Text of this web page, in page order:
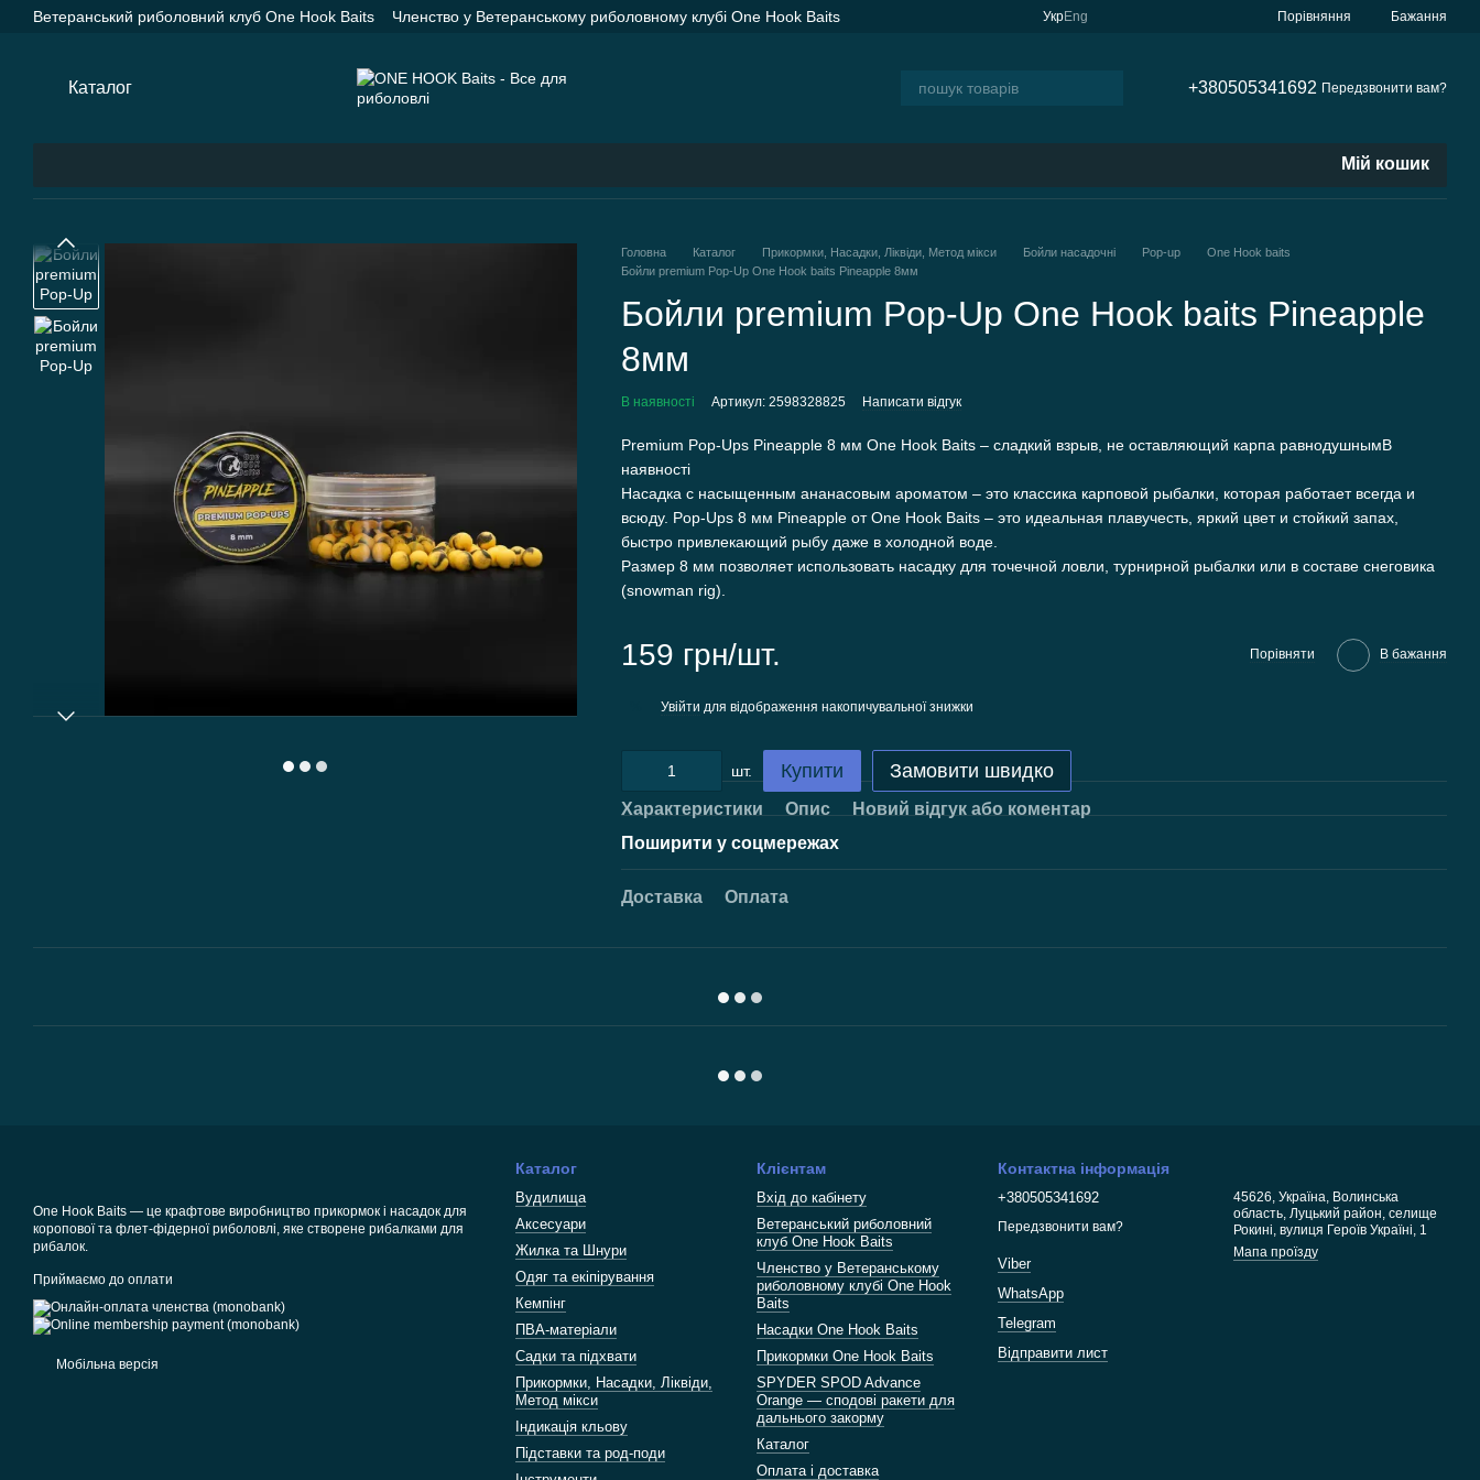
Перейти до основного контенту
Ветеранський риболовний клуб One Hook Baits
Членство у Ветеранському риболовному клубі One Hook Baits
УкрEng Порівняння Бажання
Каталог +380505341692 Передзвонити вам?
Мій кошик
Головна Каталог Прикормки, Насадки, Ліквіди, Метод мікси Бойли насадочні Pop-up
One Hook baits
Бойли premium Pop-Up One Hook baits Pineapple 8мм
Бойли premium Pop-Up One Hook baits Pineapple
8мм
В наявності Артикул: 2598328825 Написати відгук
Premium Pop-Ups Pineapple 8 мм One Hook Baits – сладкий взрыв, не оставляющий карпа равнодушнымВ
наявності
Насадка с насыщенным ананасовым ароматом – это классика карповой рыбалки, которая работает всегда и
всюду. Pop-Ups 8 мм Pineapple от One Hook Baits – это идеальная плавучесть, яркий цвет и стойкий запах,
быстро привлекающий рыбу даже в холодной воде.
Размер 8 мм позволяет использовать насадку для точечной ловли, турнирной рыбалки или в составе снеговика
(snowman rig).
159 грн/шт. Порівняти В бажання
Увійти для відображення накопичувальної знижки
шт. Купити Замовити швидко
Характеристики Опис
Новий відгук або коментар
Поширити у соцмережах
Доставка Оплата
One Hook Baits — це крафтове виробництво прикормок і насадок для
коропової та флет-фідерної риболовлі, яке створене рибалками для
рибалок.
Приймаємо до оплати
Мобільна версія
Каталог
Вудилища
Аксесуари
Жилка та Шнури
Одяг та екіпірування
Кемпінг
ПВА-матеріали
Садки та підхвати
Прикормки, Насадки, Ліквіди,
Метод мікси
Індикація кльову
Підставки та род-поди
Клієнтам
Вхід до кабінету
Ветеранський риболовний
клуб One Hook Baits
Членство у Ветеранському
риболовному клубі One Hook
Baits
Насадки One Hook Baits
Прикормки One Hook Baits
SPYDER SPOD Advance
Orange — сподові ракети для
дальнього закорму
Каталог
Оплата і доставка
Контактна інформація
+380505341692
Передзвонити вам?
Viber
WhatsApp
Telegram
Відправити лист
45626, Україна, Волинська
область, Луцький район, селище
Рокині, вулиця Героїв Україні, 1
Мапа проїзду